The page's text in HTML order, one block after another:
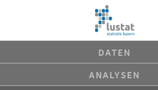
DATEN
ANALYSEN